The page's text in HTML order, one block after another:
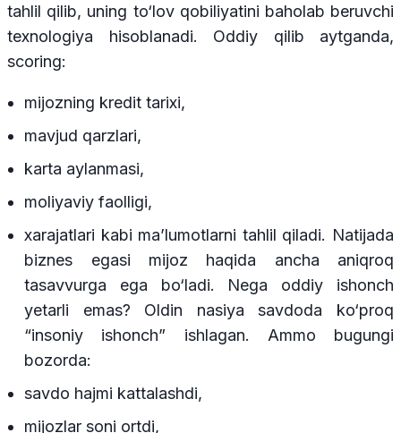
tahlil qilib, uning to‘lov qobiliyatini baholab beruvchi
texnologiya hisoblanadi. Oddiy qilib aytganda,
scoring:
mijozning kredit tarixi,
mavjud qarzlari,
karta aylanmasi,
moliyaviy faolligi,
xarajatlari kabi ma’lumotlarni tahlil qiladi. Natijada
biznes egasi mijoz haqida ancha aniqroq
tasavvurga ega bo‘ladi. Nega oddiy ishonch
yetarli emas? Oldin nasiya savdoda ko‘proq
“insoniy ishonch” ishlagan. Ammo bugungi
bozorda:
savdo hajmi kattalashdi,
mijozlar soni ortdi,